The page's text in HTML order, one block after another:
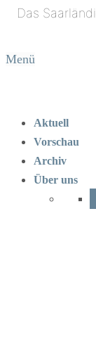
Menü
Aktuell
Vorschau
Archiv
Über uns